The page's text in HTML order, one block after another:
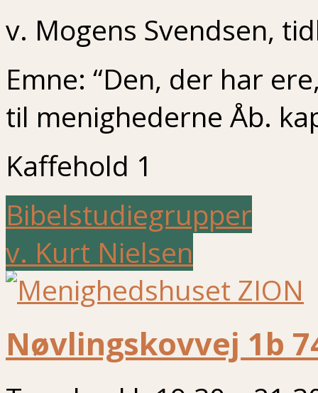
v. Mogens Svendsen,
Emne: “Den, der har
til menighederne Åb.
Kaffehold 1
Bibelstudiegrupper
v. Kurt Nielsen
Nøvlingskovvej 1b